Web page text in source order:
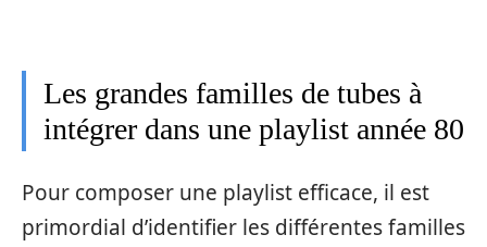
Les grandes familles de tubes à
intégrer dans une playlist année 80
Pour composer une playlist efficace, il est
primordial d’identifier les différentes familles